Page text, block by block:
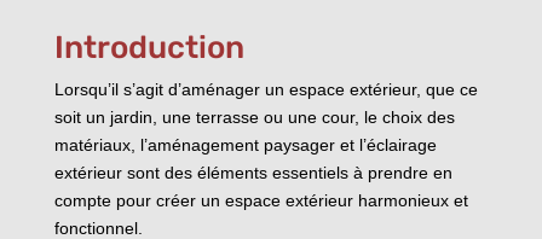
Introduction
Lorsqu’il s’agit d’aménager un espace extérieur, que ce
soit un jardin, une terrasse ou une cour, le choix des
matériaux, l’aménagement paysager et l’éclairage
extérieur sont des éléments essentiels à prendre en
compte pour créer un espace extérieur harmonieux et
fonctionnel.